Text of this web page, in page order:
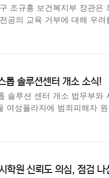
조규홍 보건복지부 장관은
공의 교육 거부에 대해 우
톱 솔루션센터 개소 소식!
솔루션 센터 개소 법무부와
여성플라자에 범죄피해자
학원 신뢰도 의심, 점검 나